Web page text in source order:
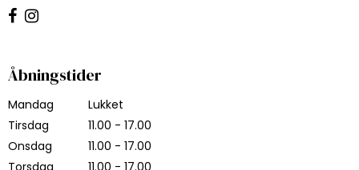
Åbningstider
Mandag
Lukket
Tirsdag
11.00 - 17.00
Onsdag
11.00 - 17.00
Torsdag
11.00 - 17.00